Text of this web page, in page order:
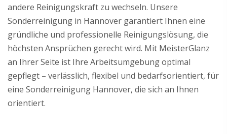
andere Reinigungskraft zu wechseln. Unsere
Sonderreinigung in Hannover garantiert Ihnen eine
gründliche und professionelle Reinigungslösung, die
höchsten Ansprüchen gerecht wird. Mit MeisterGlanz
an Ihrer Seite ist Ihre Arbeitsumgebung optimal
gepflegt – verlässlich, flexibel und bedarfsorientiert, für
eine Sonderreinigung Hannover, die sich an Ihnen
orientiert.